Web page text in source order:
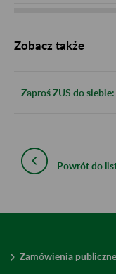
Zobacz także
Zaproś ZUS do
Powrót do
Zamówienia publiczne